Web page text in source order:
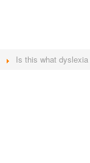
Is this what